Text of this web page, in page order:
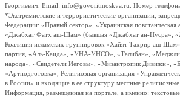
Георгиевич. Email: info@govoritmoskva.ru. Номер
*Экстремистские и террористические организации,
Федерации: «Правый сектор», «Украинская
«Джабхат Фатх аш-Шам» (бывшая «Джабхат ан-Нусра»,
Коалиция исламских группировок «Хайят Тахрир аш-
партия, «Аль-Каида», «УНА-УНСО», «Талибан», «Меджлис
народа», «Свидетели Иеговы», «Мизантропик Дивижн»,
«Артподготовка», Религиозная организация
в России» и входящие в ее структуру местные религиозные
Информация, размещенная на портале, а именно: